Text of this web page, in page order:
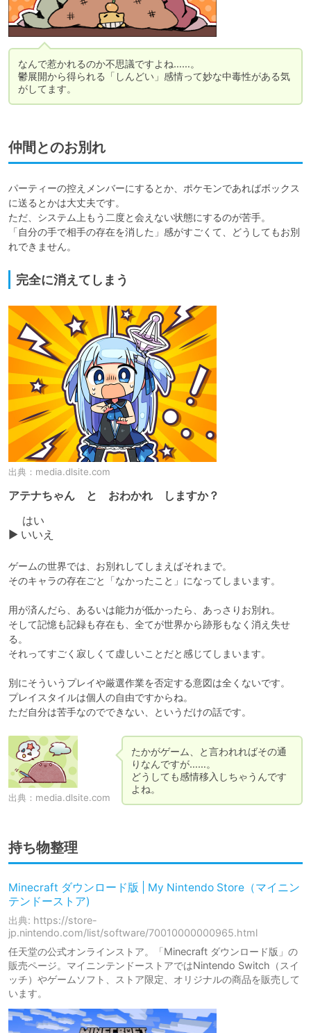
なんで惹かれるのか不思議ですよね……。
鬱展開から得られる「しんどい」感情って妙な中毒性がある気
がしてます。
仲間とのお別れ
パーティーの控えメンバーにするとか、ポケモンであればボックス
に送るとかは大丈夫です。
ただ、システム上もう二度と会えない状態にするのが苦手。
「自分の手で相手の存在を消した」感がすごくて、どうしてもお別
れできません。
完全に消えてしまう
出典： media.dlsite.com
アテナちゃん と おわかれ しますか？
▶ いいえ
ゲームの世界では、お別れしてしまえばそれまで。
そのキャラの存在ごと「なかったこと」になってしまいます。
用が済んだら、あるいは能力が低かったら、あっさりお別れ。
そして記憶も記録も存在も、全てが世界から跡形もなく消え失せ
る。
それってすごく寂しくて虚しいことだと感じてしまいます。
別にそういうプレイや厳選作業を否定する意図は全くないです。
プレイスタイルは個人の自由ですからね。
ただ自分は苦手なのでできない、というだけの話です。
出典： media.dlsite.com
たかがゲーム、と言われればその通
りなんですが……。
どうしても感情移入しちゃうんです
よね。
持ち物整理
Minecraft ダウンロード版 | My Nintendo Store（マイニン
テンドーストア)
出典: https://store-
jp.nintendo.com/list/software/70010000000965.html
任天堂の公式オンラインストア。「Minecraft ダウンロード版」の
販売ページ。マイニンテンドーストアではNintendo Switch（スイ
ッチ）やゲームソフト、ストア限定、オリジナルの商品を販売して
います。